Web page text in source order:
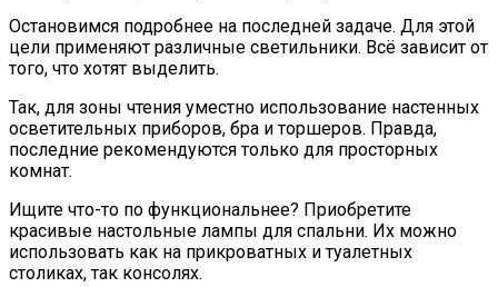
Остановимся подробнее на последней задаче. Для этой
цели применяют различные светильники. Всё зависит от
того, что хотят выделить.
Так, для зоны чтения уместно использование настенных
осветительных приборов, бра и торшеров. Правда,
последние рекомендуются только для просторных
комнат.
Ищите что-то по функциональнее? Приобретите
красивые настольные лампы для спальни. Их можно
использовать как на прикроватных и туалетных
столиках, так консолях.